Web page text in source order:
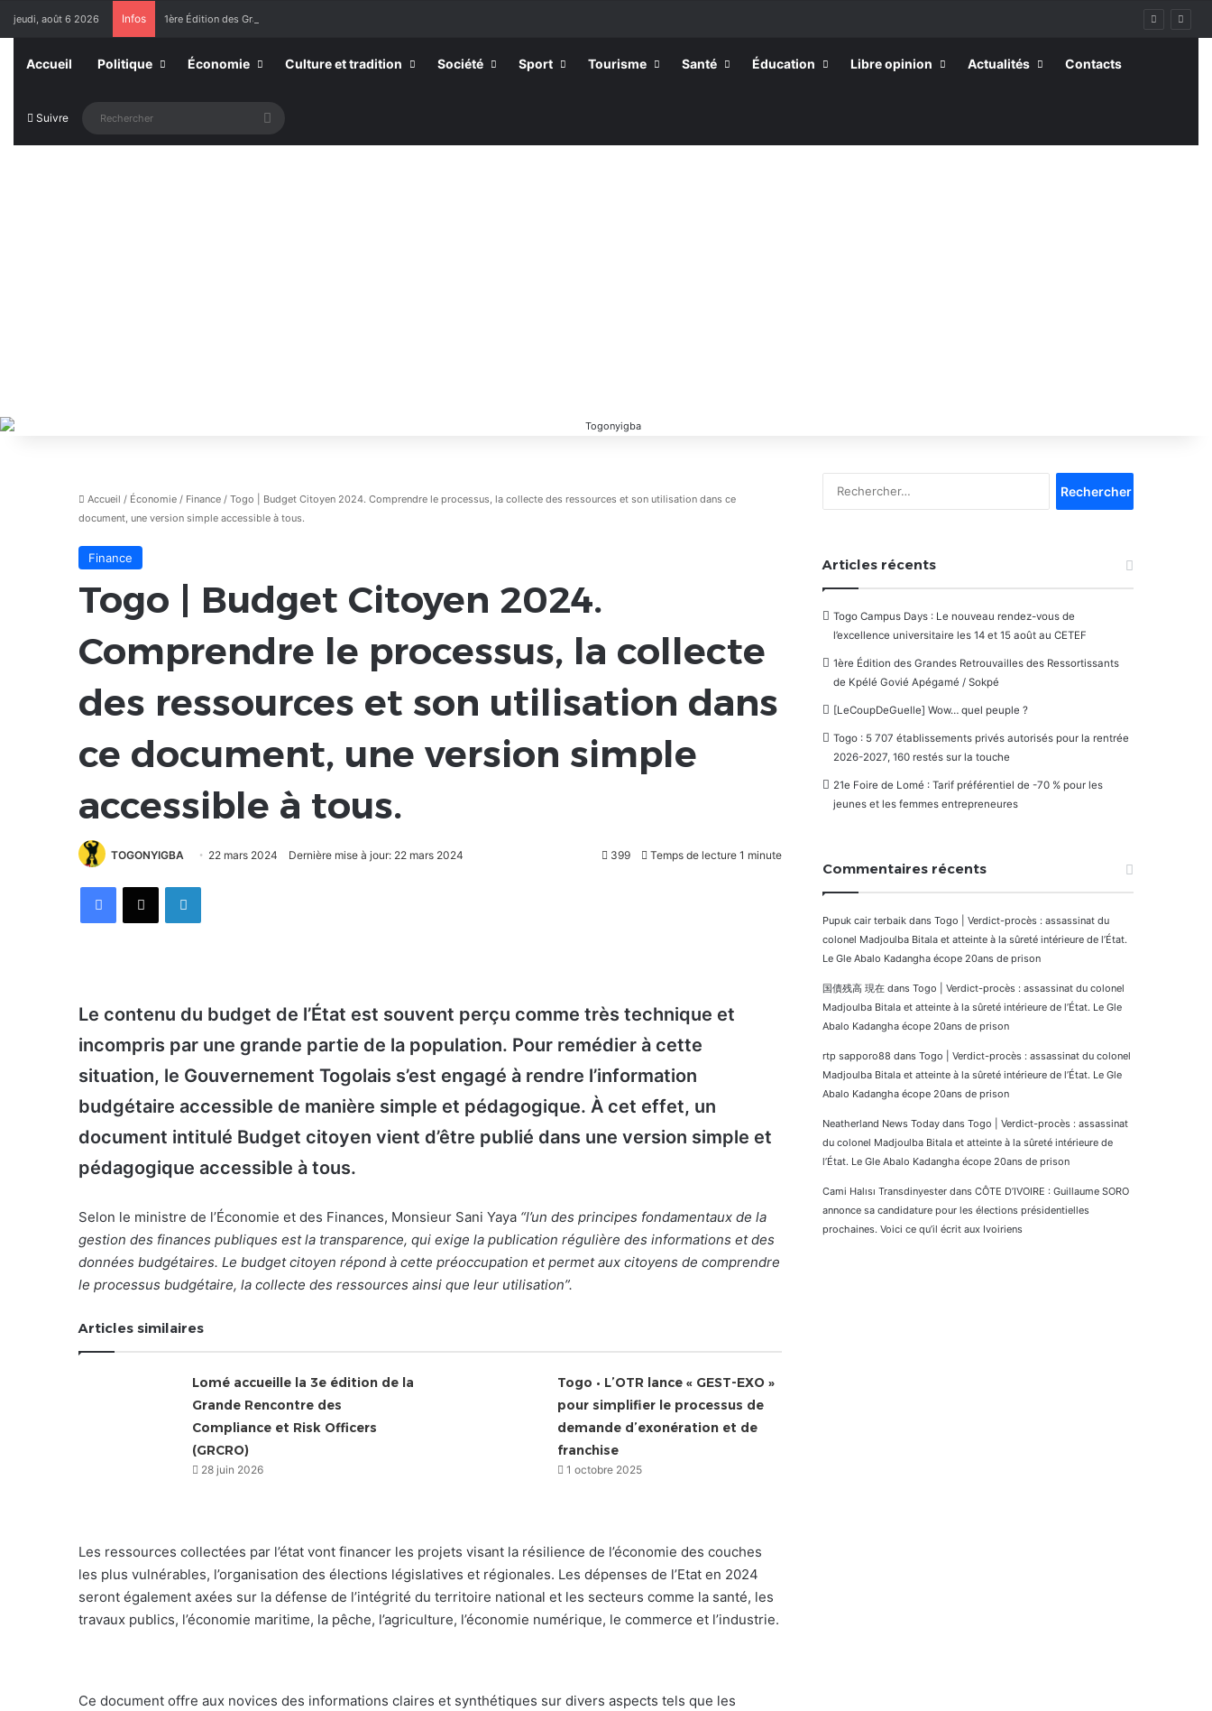
jeudi, août 6 2026 Infos 1ère Édition des Grandes Retrouvailles des Ressortissants de Kpélé Govié Apégamé / Sokpé
Accueil Politique Économie Culture et tradition Société Sport Tourisme Santé Éducation Libre opinion Actualités Contacts
Suivre Rechercher
Accueil / Économie / Finance / Togo | Budget Citoyen 2024. Comprendre le processus, la collecte des ressources et son utilisation dans ce
document, une version simple accessible à tous.
Finance
Togo | Budget Citoyen 2024.
Comprendre le processus, la collecte
des ressources et son utilisation dans
ce document, une version simple
accessible à tous.
TOGONYIGBA 22 mars 2024 Dernière mise à jour: 22 mars 2024 399 Temps de lecture 1 minute
FacebookX Linkedin
Le contenu du budget de l’État est souvent perçu comme très technique et
incompris par une grande partie de la population. Pour remédier à cette
situation, le Gouvernement Togolais s’est engagé à rendre l’information
budgétaire accessible de manière simple et pédagogique. À cet effet, un
document intitulé Budget citoyen vient d’être publié dans une version simple et
pédagogique accessible à tous.
Selon le ministre de l’Économie et des Finances, Monsieur Sani Yaya “l’un des principes fondamentaux de la
gestion des finances publiques est la transparence, qui exige la publication régulière des informations et des
données budgétaires. Le budget citoyen répond à cette préoccupation et permet aux citoyens de comprendre
le processus budgétaire, la collecte des ressources ainsi que leur utilisation”.
Articles similaires
Lomé accueille la 3e édition de la
Grande Rencontre des
Compliance et Risk Officers
(GRCRO)
28 juin 2026
Togo • L’OTR lance « GEST-EXO »
pour simplifier le processus de
demande d’exonération et de
franchise
1 octobre 2025
Les ressources collectées par l’état vont financer les projets visant la résilience de l’économie des couches
les plus vulnérables, l’organisation des élections législatives et régionales. Les dépenses de l’Etat en 2024
seront également axées sur la défense de l’intégrité du territoire national et les secteurs comme la santé, les
travaux publics, l’économie maritime, la pêche, l’agriculture, l’économie numérique, le commerce et l’industrie.
Ce document offre aux novices des informations claires et synthétiques sur divers aspects tels que les
Articles récents
Togo Campus Days : Le nouveau rendez-vous de
l’excellence universitaire les 14 et 15 août au CETEF
1ère Édition des Grandes Retrouvailles des Ressortissants
de Kpélé Govié Apégamé / Sokpé
[LeCoupDeGuelle] Wow… quel peuple ?
Togo : 5 707 établissements privés autorisés pour la rentrée
2026-2027, 160 restés sur la touche
21e Foire de Lomé : Tarif préférentiel de -70 % pour les
jeunes et les femmes entrepreneures
Commentaires récents
Pupuk cair terbaik dans Togo | Verdict-procès : assassinat du
colonel Madjoulba Bitala et atteinte à la sûreté intérieure de l’État.
Le Gle Abalo Kadangha écope 20ans de prison
国債残高 現在 dans Togo | Verdict-procès : assassinat du colonel
Madjoulba Bitala et atteinte à la sûreté intérieure de l’État. Le Gle
Abalo Kadangha écope 20ans de prison
rtp sapporo88 dans Togo | Verdict-procès : assassinat du colonel
Madjoulba Bitala et atteinte à la sûreté intérieure de l’État. Le Gle
Abalo Kadangha écope 20ans de prison
Neatherland News Today dans Togo | Verdict-procès : assassinat
du colonel Madjoulba Bitala et atteinte à la sûreté intérieure de
l’État. Le Gle Abalo Kadangha écope 20ans de prison
Cami Halısı Transdinyester dans CÔTE D’IVOIRE : Guillaume SORO
annonce sa candidature pour les élections présidentielles
prochaines. Voici ce qu’il écrit aux Ivoiriens